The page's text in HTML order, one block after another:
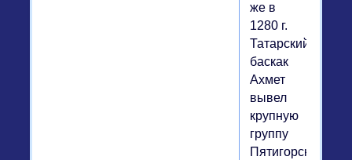
же в
1280 г.
Татарский
баскак
Ахмет
вывел
крупную
группу
Пятигорских